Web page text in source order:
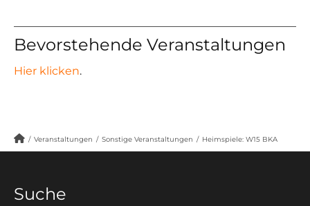
Bevorstehende Veranstaltungen
Hier klicken.
/ Veranstaltungen / Sonstige Veranstaltungen / Heimspiele: W15 BKA
Suche